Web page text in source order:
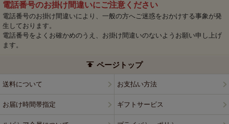
電話番号のお掛け間違いにご注意ください
電話番号のお掛け間違いにより、一般の方へご迷惑をおかけする事象が発
生しております。
電話番号をよくお確かめのうえ、お掛け間違いのないようお願い申し上げ
ます。
ページトップ
送料について お支払い方法
お届け時間帯指定 ギフトサービス